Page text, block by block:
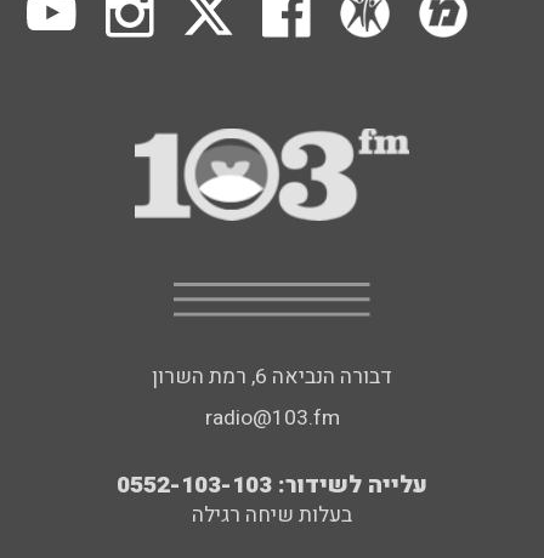
דבורה הנביאה 6, רמת השרון
radio@103.fm
עלייה לשידור: 0552-103-103
בעלות שיחה רגילה